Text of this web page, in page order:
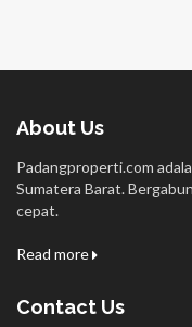
About Us
Padangproperti.com
Sumatera Barat.
cepat.
Read more
Contact Us